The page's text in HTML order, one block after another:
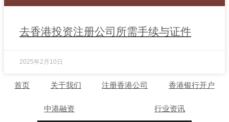
去香港投资注册公司所需手续与证件
2025年2月10日
首页 关于我们 注册香港公司 香港银行开户
中港融资 行业资讯